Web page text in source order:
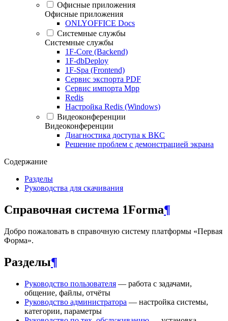
Офисные приложения
Офисные приложения
ONLYOFFICE Docs
Системные службы
Системные службы
1F-Core (Backend)
1F-dbDeploy
1F-Spa (Frontend)
Сервис экспорта PDF
Сервис импорта Mpp
Redis
Настройка Redis (Windows)
Видеоконференции
Видеоконференции
Диагностика доступа к ВКС
Решение проблем с демонстрацией экрана
Содержание
Разделы
Руководства для скачивания
Справочная система 1Forma¶
Добро пожаловать в справочную систему платформы «Первая
Форма».
Разделы¶
Руководство пользователя — работа с задачами,
общение, файлы, отчёты
Руководство администратора — настройка системы,
категории, параметры